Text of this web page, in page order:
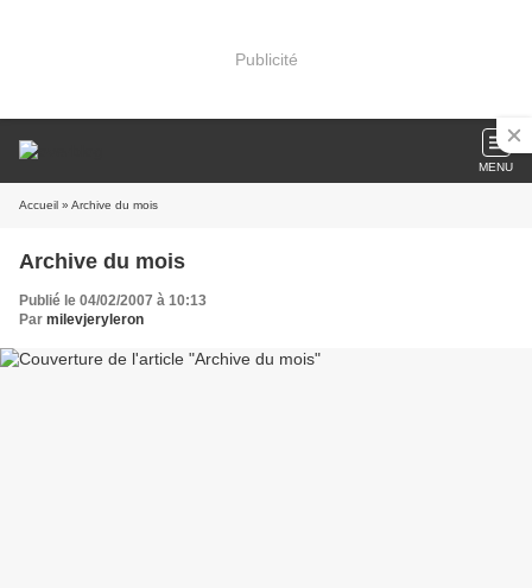
Publicité
MENU
Accueil » Archive du mois
Archive du mois
Publié le 04/02/2007 à 10:13
Par milevjeryleron